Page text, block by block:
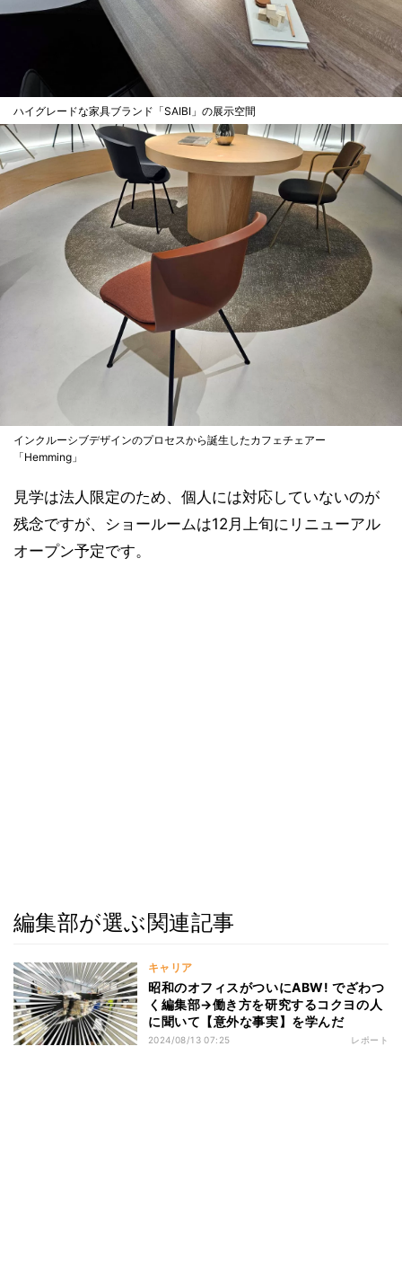
ハイグレードな家具ブランド「SAIBI」の展示空間
インクルーシブデザインのプロセスから誕生したカフェチェアー
「Hemming」
見学は法人限定のため、個人には対応していないのが
残念ですが、ショールームは12月上旬にリニューアル
オープン予定です。
編集部が選ぶ関連記事
キャリア
昭和のオフィスがついにABW! でざわつ
く編集部→働き方を研究するコクヨの人
に聞いて【意外な事実】を学んだ
2024/08/13 07:25 レポート